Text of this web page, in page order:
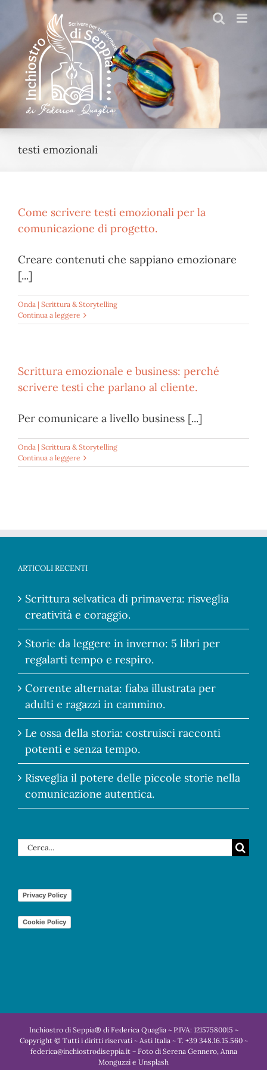
contenuto
testi emozionali
Come scrivere testi emozionali per la
comunicazione di progetto.
Creare contenuti che sappiano emozionare
[...]
Onda | Scrittura & Storytelling
Continua a leggere
Scrittura emozionale e business: perché
scrivere testi che parlano al cliente.
Per comunicare a livello business [...]
Onda | Scrittura & Storytelling
Continua a leggere
ARTICOLI RECENTI
Scrittura selvatica di primavera: risveglia
creatività e coraggio.
Storie da leggere in inverno: 5 libri per
regalarti tempo e respiro.
Corrente alternata: fiaba illustrata per
adulti e ragazzi in cammino.
Le ossa della storia: costruisci racconti
potenti e senza tempo.
Risveglia il potere delle piccole storie nella
comunicazione autentica.
Cerca
Privacy Policy
Cookie Policy
Inchiostro di Seppia® di Federica Quaglia ~ P.IVA: 12157580015 ~
Copyright © Tutti i diritti riservati ~ Asti Italia ~ T. +39 348.16.15.560 ~
federica@inchiostrodiseppia.it ~ Foto di Serena Gennero, Anna
Monguzzi e Unsplash